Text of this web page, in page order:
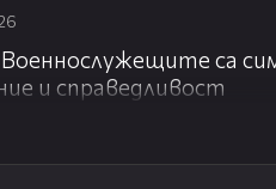
са
и справедливост